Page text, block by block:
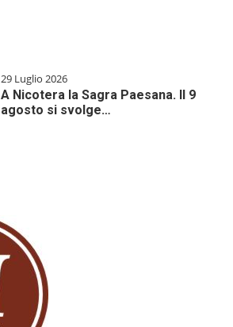
29 Luglio 2026
A Nicotera la Sagra Paesana. Il 9
agosto si svolge…